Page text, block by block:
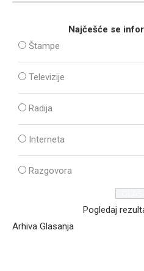
Najčešće se
Štampe
Televizije
Radija
Interneta
Razgovora
Pogledaj
Arhiva Glasanja